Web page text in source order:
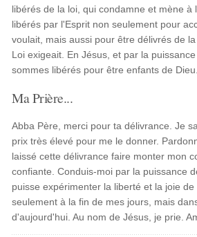
libérés de la loi, qui condamne et mène à
libérés par l'Esprit non seulement pour
voulait, mais aussi pour être délivrés de
Loi exigeait. En Jésus, et par la
sommes libérés pour être enfants de
Ma Prière...
Abba Père, merci pour ta délivrance. Je
prix très élevé pour me le donner.
laissé cette délivrance faire monter mon
confiante. Conduis-moi par la puissance
puisse expérimenter la liberté et la joie
seulement à la fin de mes jours, mais
d'aujourd'hui. Au nom de Jésus, je prie.